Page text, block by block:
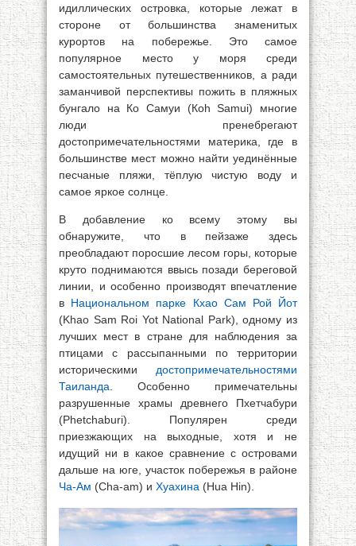
идиллических островка, которые лежат в
стороне от большинства знаменитых
курортов на побережье. Это самое
популярное место у моря среди
самостоятельных путешественников, а ради
заманчивой перспективы пожить в пляжных
бунгало на Ко Самуи (Коh Samui) многие
люди пренебрегают
достопримечательностями материка, где в
большинстве мест можно найти уединённые
песчаные пляжи, тёплую чистую воду и
самое яркое солнце.
В добавление ко всему этому вы
обнаружите, что в пейзаже здесь
преобладают поросшие лесом горы, которые
круто поднимаются ввысь позади береговой
линии, и особенно производят впечатление
в Национальном парке Кхао Сам Рой Йот
(Khao Sam Roi Yot National Park), одному из
лучших мест в стране для наблюдения за
птицами с рассыпанными по территории
историческими достопримечательностями
Таиланда. Особенно примечательны
разрушенные храмы древнего Пхетчабури
(Phetchaburi). Популярен среди
приезжающих на выходные, хотя и не
идущий ни в какое сравнение с островами
дальше на юге, участок побережья в районе
Ча-Ам (Cha-am) и Хуахина (Hua Hin).